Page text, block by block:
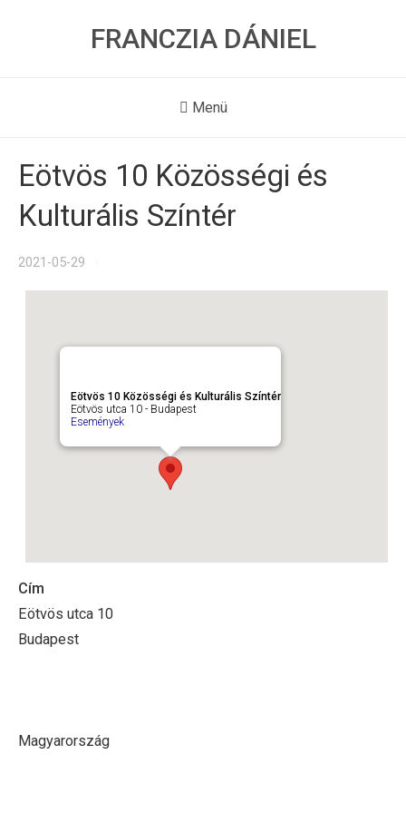
FRANCZIA DÁNIEL
Menü
Eötvös 10 Közösségi és
Kulturális Színtér
2021-05-29
Eötvös 10 Közösségi és Kulturális Színtér
Eötvös utca 10 - Budapest
Események
Cím
Eötvös utca 10
Budapest
Magyarország